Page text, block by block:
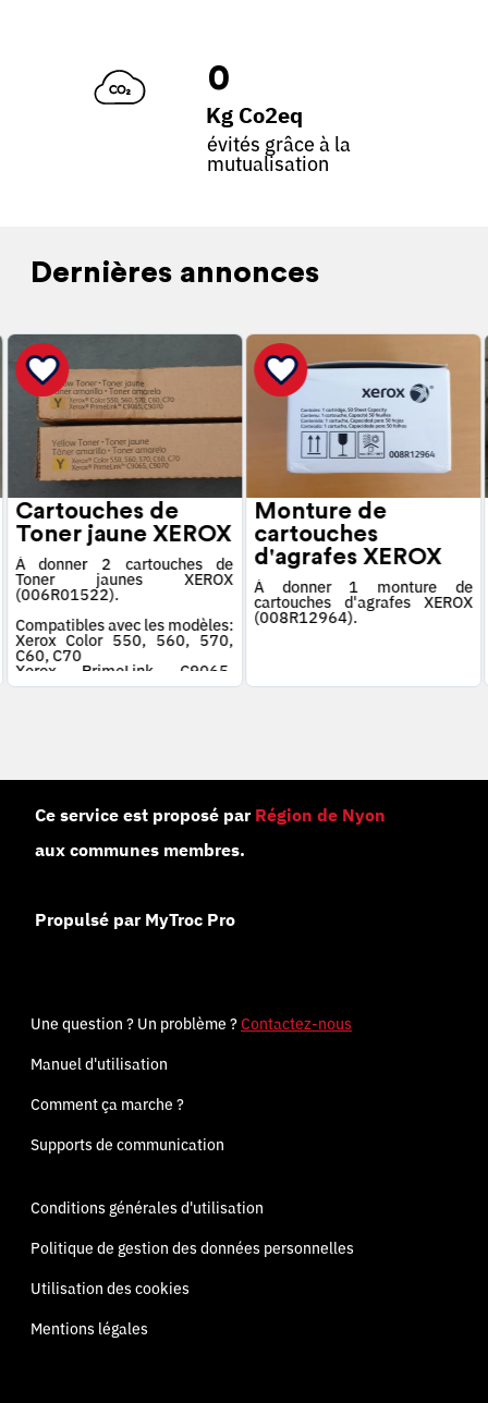
0
Kg Co2eq
évités grâce à la
mutualisation
Dernières annonces
Cartouches de
Toner jaune XEROX
À donner 2 cartouches de
Toner jaunes XEROX
(006R01522).
Compatibles avec les modèles:
Xerox Color 550, 560, 570,
C60, C70
Xerox PrimeLink C9065,
C9070
Monture de
cartouches
d'agrafes XEROX
À donner 1 monture de
cartouches d'agrafes XEROX
(008R12964).
Ce service est proposé par Région de Nyon
aux communes membres.
Propulsé par MyTroc Pro
Une question ? Un problème ?Contactez-nous
Manuel d'utilisation
Comment ça marche ?
Supports de communication
Conditions générales d'utilisation
Politique de gestion des données personnelles
Utilisation des cookies
Mentions légales